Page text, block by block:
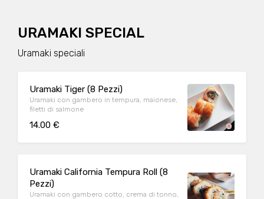
URAMAKI SPECIAL
Uramaki speciali
Uramaki Tiger (8 Pezzi)
Uramaki con gambero in tempura, maionese,
filetti di salmone
14.00 €
Uramaki California Tempura Roll (8
Pezzi)
Uramaki con gambero cotto, crema di tonno,